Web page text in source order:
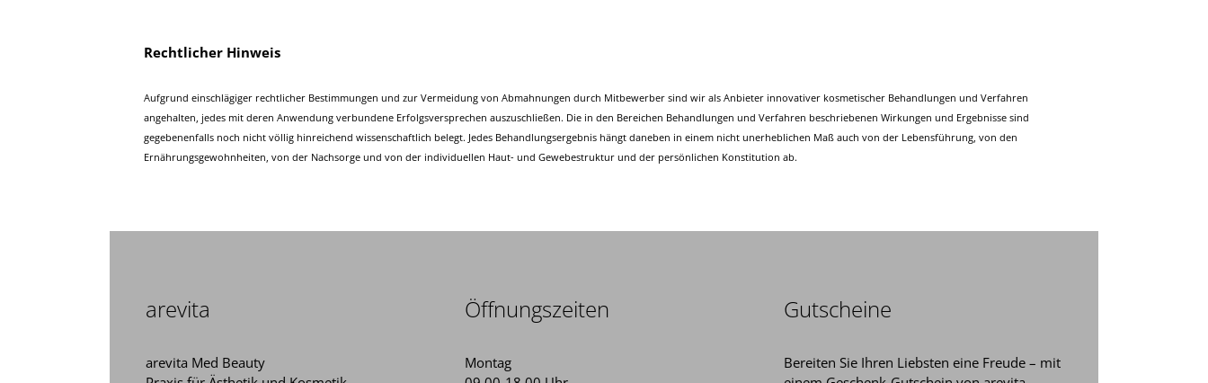
Rechtlicher Hinweis
Aufgrund einschlägiger rechtlicher Bestimmungen und zur Vermeidung von Abmahnungen durch Mitbewerber sind wir als Anbieter innovativer kosmetischer Behandlungen und Verfahren
angehalten, jedes mit deren Anwendung verbundene Erfolgsversprechen auszuschließen. Die in den Bereichen Behandlungen und Verfahren beschriebenen Wirkungen und Ergebnisse sind
gegebenenfalls noch nicht völlig hinreichend wissenschaftlich belegt. Jedes Behandlungsergebnis hängt daneben in einem nicht unerheblichen Maß auch von der Lebensführung, von den
Ernährungsgewohnheiten, von der Nachsorge und von der individuellen Haut- und Gewebestruktur und der persönlichen Konstitution ab.
arevita
arevita Med Beauty
Öffnungszeiten
Montag
Gutscheine
Bereiten Sie Ihren Liebsten eine Freude – mit